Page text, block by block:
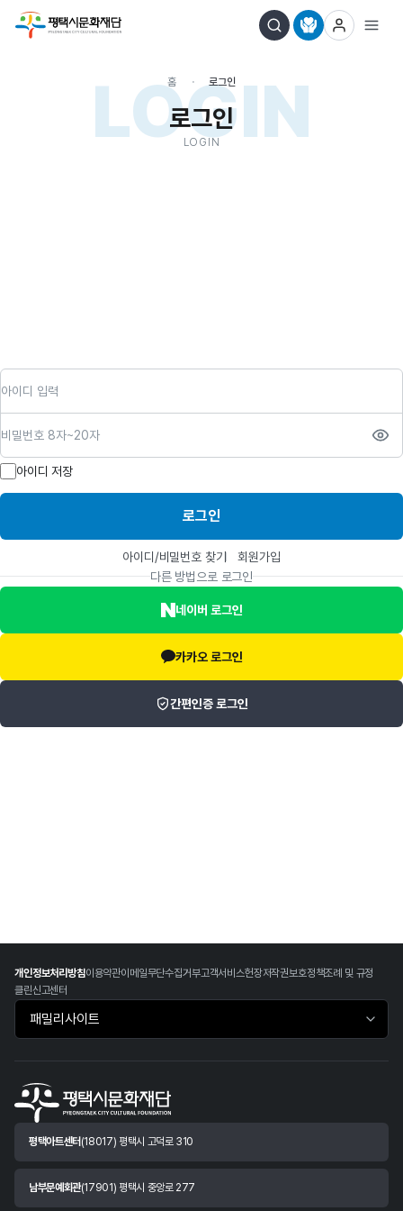
LOGIN
홈 로그인
로그인
LOGIN
아이디 저장
로그인
아이디/비밀번호 찾기
회원가입
다른 방법으로 로그인
네이버 로그인
카카오 로그인
간편인증 로그인
개인정보처리방침이용약관이메일무단수집거부고객서비스헌장저작권보호정책조례 및 규정
클린신고센터
패밀리사이트 바로가기
평택아트센터 (18017) 평택시 고덕로 310
남부문예회관(17901) 평택시 중앙로 277